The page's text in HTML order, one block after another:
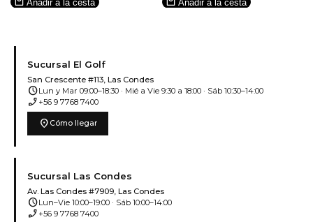
Añadir a la cesta Añadir a la cesta
Sucursal El Golf
San Crescente #113, Las Condes
scheduleLun y Mar 09:00–18:30 · Mié a Vie 9:30 a 18:00 · Sáb 10:30–14:00
phone_enabled +56 9 7768 7400
location_on Cómo llegar
Sucursal Las Condes
Av. Las Condes #7909, Las Condes
scheduleLun–Vie 10:00–19:00 · Sáb 10:00–14:00
phone_enabled +56 9 7768 7400